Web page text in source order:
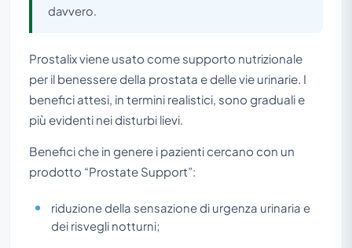
davvero.
Prostalix viene usato come supporto nutrizionale
per il benessere della prostata e delle vie urinarie. I
benefici attesi, in termini realistici, sono graduali e
più evidenti nei disturbi lievi.
Benefici che in genere i pazienti cercano con un
prodotto “Prostate Support”:
riduzione della sensazione di urgenza urinaria e
dei risvegli notturni;